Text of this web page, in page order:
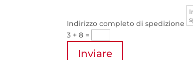
Indirizzo completo di spedizione
3 + 8 =
Inviare